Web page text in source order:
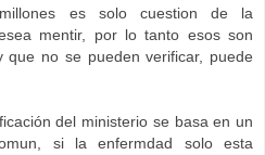
es solo cuestion de la
mentir, por lo tanto esos son
que no se pueden verificar, puede
del ministerio se basa en un
si la enfermdad solo esta